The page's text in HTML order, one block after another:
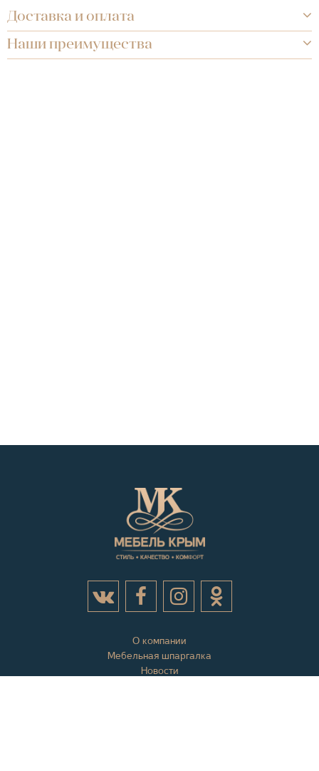
Доставка и оплата
Наши преимущества
О компании
Мебельная шпаргалка
Новости